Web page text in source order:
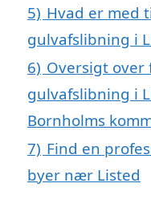
5) Hvad er med
gulvafslibning i
6) Oversigt over
gulvafslibning i
Bornholms
7) Find en
byer nær Listed